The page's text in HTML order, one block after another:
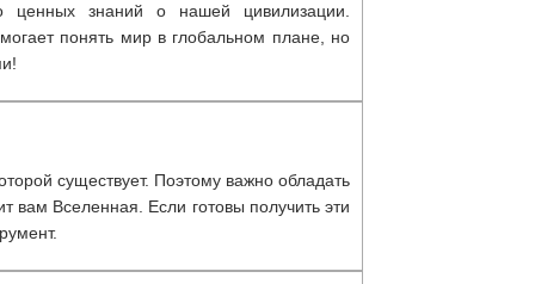
ценных знаний о нашей цивилизации.
понять мир в глобальном плане, но
существует. Поэтому важно обладать
вам Вселенная. Если готовы получить эти